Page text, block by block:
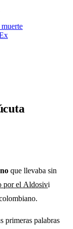
que llevaba sin
por el Aldosivi
primeras palabras